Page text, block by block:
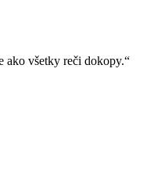
ako všetky reči dokopy.